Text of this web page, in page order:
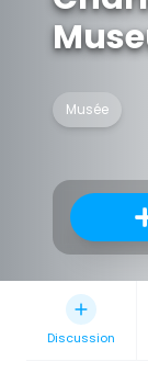
Musée
Discussion